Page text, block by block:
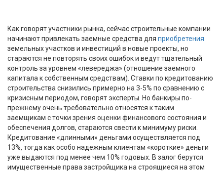
Как говорят участники рынка, сейчас строительные компании
начинают привлекать заемные средства для приобретения
земельных участков и инвестиций в новые проекты, но
стараются не повторять своих ошибок и ведут тщательный
контроль за уровнем «левереджа» (отношение заемного
капитала к собственным средствам). Ставки по кредитованию
строительства снизились примерно на 3-5% по сравнению с
кризисным периодом, говорят эксперты. Но банкиры по-
прежнему очень требовательно относятся к таким
заемщикам с точки зрения оценки финансового состояния и
обеспечения долгов, стараются свести к минимуму риски.
Кредитование «длинными» деньгами осуществляется под
13%, тогда как особо надежным клиентам «короткие» деньги
уже выдаются под менее чем 10% годовых. В залог берутся
имущественные права застройщика на строящиеся на этом